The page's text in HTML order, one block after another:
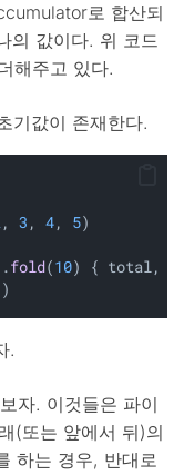
로 합산되
의 값이다. 위 코드
해주고 있다.
기값이 존재한다.
, 3 , 4, 5)
fold(10) { total,
)
.
자. 이것들은 파이
(또는 앞에서 뒤)의
하는 경우, 반대로